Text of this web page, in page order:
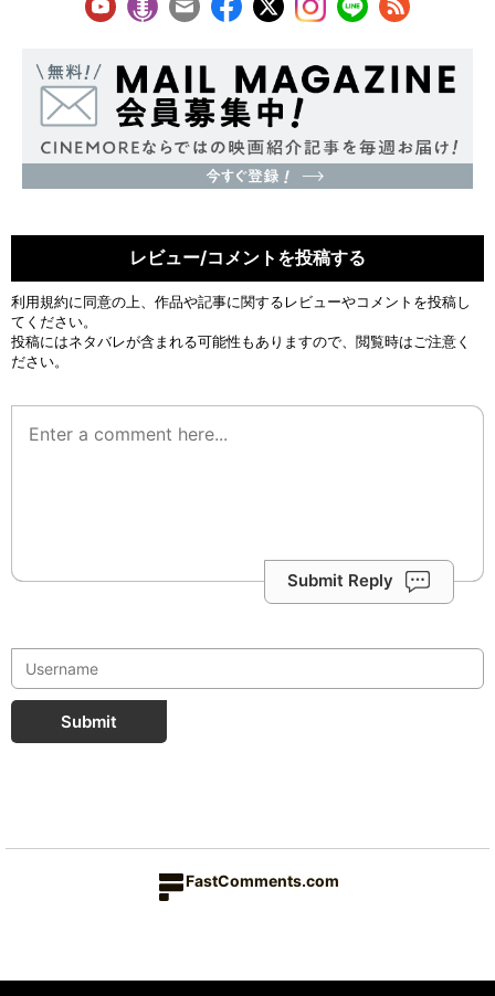
レビュー/コメントを投稿する
利用規約に同意の上、作品や記事に関するレビューやコメントを投稿し
てください。
投稿にはネタバレが含まれる可能性もありますので、閲覧時はご注意く
ださい。
Submit Reply
Submit
FastComments.com